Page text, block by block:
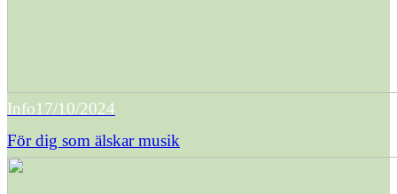
Info17/10/2024
För dig som älskar musik